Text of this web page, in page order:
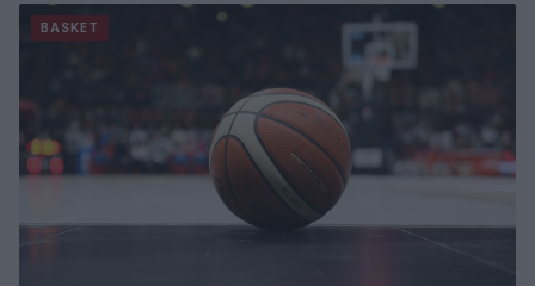
BASKET